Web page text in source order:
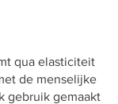
qua elasticiteit
de menselijke
gebruik gemaakt